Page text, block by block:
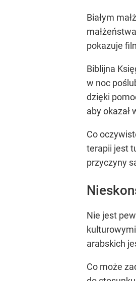
Białym
pokazuje
Biblijna
w noc
dzięki
aby okazał
Co
terapii jest
przyczyny
Nie jest
arabskich
Co może